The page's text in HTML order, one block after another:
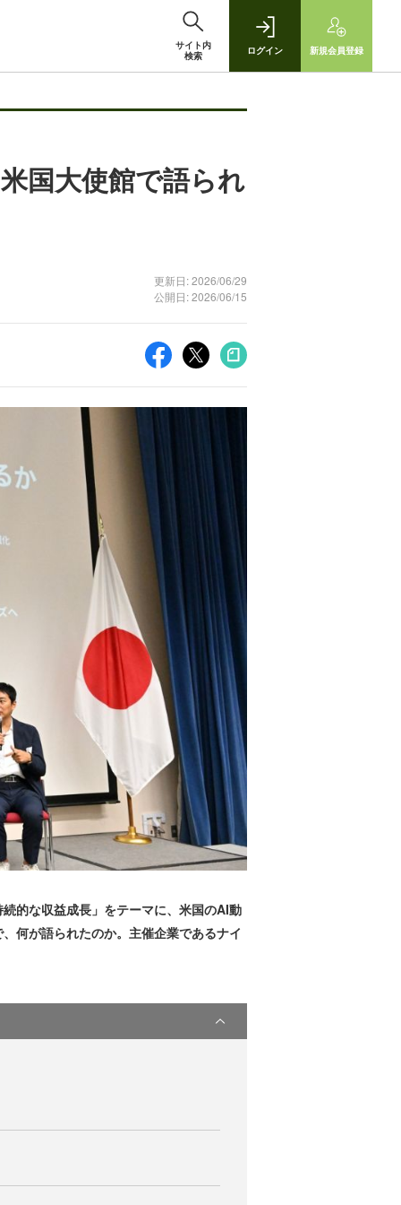
サイト内
検索
ログイン 新規会員登録
国大使館で語られ
更新日: 2026/06/29
公開日: 2026/06/15
的な収益成長」をテーマに、米国のAI動
何が語られたのか。主催企業であるナイ